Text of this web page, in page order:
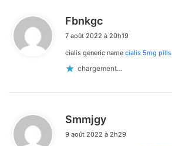
Fbnkgc
t
7 août 2022 à 20h19
cialis generic name cialis 5mg pills
chargement…
Smmjgy
t
9 août 2022 à 2h29